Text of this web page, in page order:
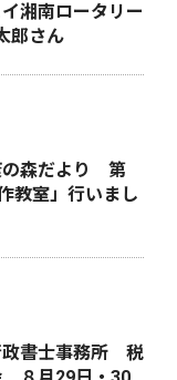
湘南ロータリー
郎さん
森だより 第
教室」行いまし
政書士事務所 税